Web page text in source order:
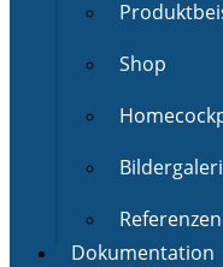
Shop
Referenzen
Dokumentation